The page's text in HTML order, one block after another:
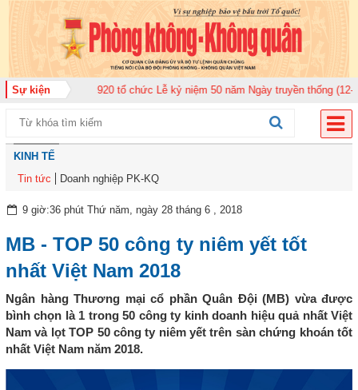
Sự kiện
Không quân 920 tổ chức Lễ kỷ niệm 50 năm Ngày truyền thống (12-11-
KINH TẾ
Tin tức
Doanh nghiệp PK-KQ
9 giờ:36 phút Thứ năm, ngày 28 tháng 6 , 2018
MB - TOP 50 công ty niêm yết tốt
nhất Việt Nam 2018
Ngân hàng Thương mại cổ phần Quân Đội (MB) vừa được
bình chọn là 1 trong 50 công ty kinh doanh hiệu quả nhất Việt
Nam và lọt TOP 50 công ty niêm yết trên sàn chứng khoán tốt
nhất Việt Nam năm 2018.